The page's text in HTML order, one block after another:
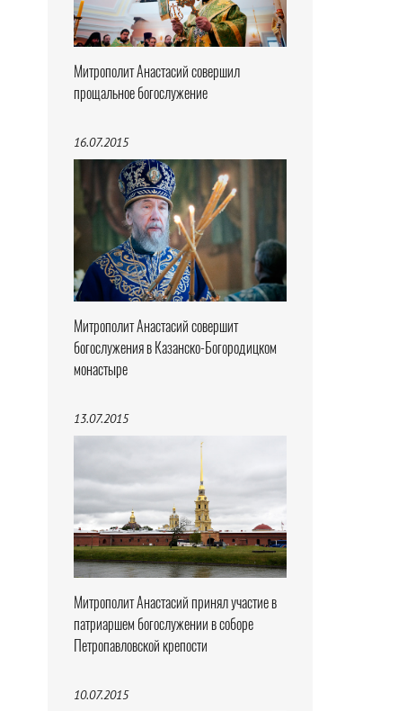
Митрополит Анастасий совершил
прощальное богослужение
16.07.2015
Митрополит Анастасий совершит
богослужения в Казанско-Богородицком
монастыре
13.07.2015
Митрополит Анастасий принял участие в
патриаршем богослужении в соборе
Петропавловской крепости
10.07.2015